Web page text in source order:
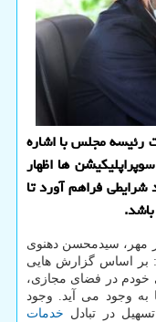
مجلس با اشاره
ها اظهار
فراهم آورد تا
مهر، سیدمحسن دهنوی
بر اساس گزارش هایی
خودم در فضای مجازی،
به وجود می آید. وجود
در تبادل خدمات